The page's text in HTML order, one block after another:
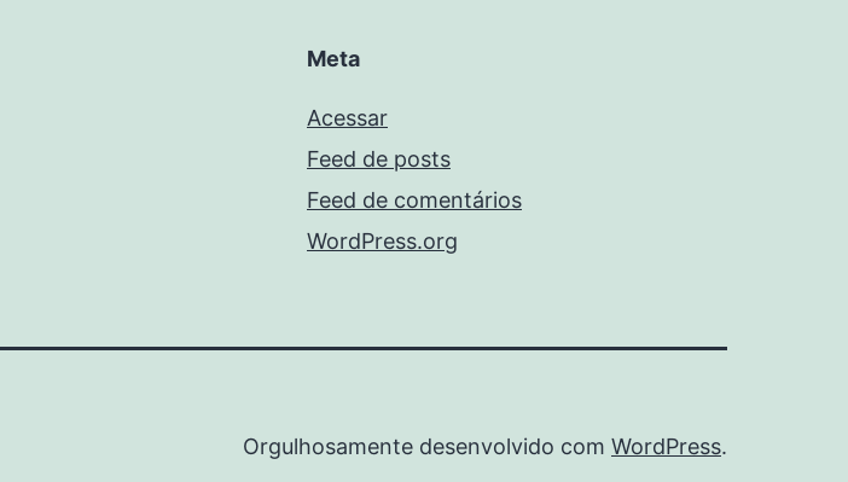
Meta
Acessar
Feed de posts
Feed de comentários
WordPress.org
Orgulhosamente desenvolvido com WordPress.